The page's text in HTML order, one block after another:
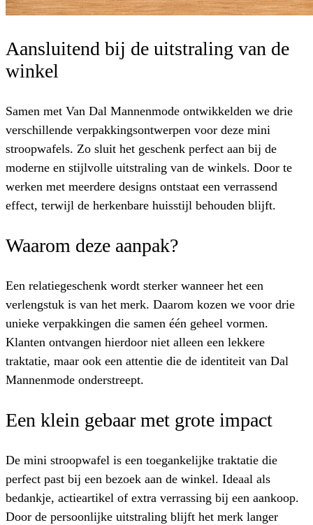
Aansluitend bij de uitstraling van de
winkel
Samen met Van Dal Mannenmode ontwikkelden we drie
verschillende verpakkingsontwerpen voor deze mini
stroopwafels. Zo sluit het geschenk perfect aan bij de
moderne en stijlvolle uitstraling van de winkels. Door te
werken met meerdere designs ontstaat een verrassend
effect, terwijl de herkenbare huisstijl behouden blijft.
Waarom deze aanpak?
Een relatiegeschenk wordt sterker wanneer het een
verlengstuk is van het merk. Daarom kozen we voor drie
unieke verpakkingen die samen één geheel vormen.
Klanten ontvangen hierdoor niet alleen een lekkere
traktatie, maar ook een attentie die de identiteit van Dal
Mannenmode onderstreept.
Een klein gebaar met grote impact
De mini stroopwafel is een toegankelijke traktatie die
perfect past bij een bezoek aan de winkel. Ideaal als
bedankje, actieartikel of extra verrassing bij een aankoop.
Door de persoonlijke uitstraling blijft het merk langer